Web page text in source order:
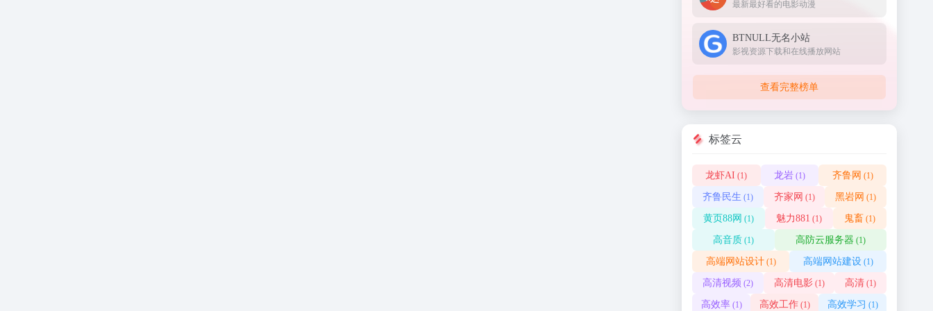
最新最好看的电影动漫
BTNULL无名小站
影视资源下载和在线播放网站
查看完整榜单
标签云
龙虾AI (1) 龙岩 (1) 齐鲁网 (1)
齐鲁民生 (1) 齐家网 (1) 黑岩网 (1)
黄页88网 (1) 魅力881 (1) 鬼畜 (1)
高音质 (1) 高防云服务器 (1)
高端网站设计(1) 高端网站建设(1)
高清视频 (2) 高清电影(1) 高清 (1)
高效率(1) 高效工作(1) 高效学习 (1)